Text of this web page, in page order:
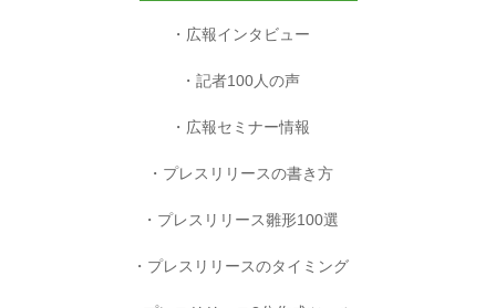
広報インタビュー
記者100人の声
広報セミナー情報
プレスリリースの書き方
プレスリリース雛形100選
プレスリリースのタイミング